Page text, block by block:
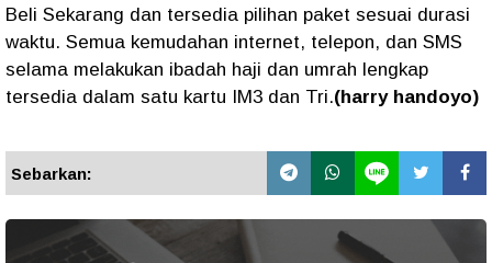
Beli Sekarang dan tersedia pilihan paket sesuai durasi
waktu. Semua kemudahan internet, telepon, dan SMS
selama melakukan ibadah haji dan umrah lengkap
tersedia dalam satu kartu IM3 dan Tri.(harry handoyo)
Sebarkan: